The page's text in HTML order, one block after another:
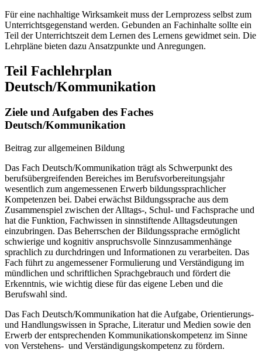
Für eine nachhaltige Wirksamkeit muss der Lernprozess selbst zum
Unterrichtsgegenstand werden. Gebunden an Fachinhalte sollte ein
Teil der Unterrichtszeit dem Lernen des Lernens gewidmet sein. Die
Lehrpläne bieten dazu Ansatzpunkte und Anregungen.
Teil Fachlehrplan
Deutsch/Kommunikation
Ziele und Aufgaben des Faches
Deutsch/Kommunikation
Beitrag zur allgemeinen Bildung
Das Fach Deutsch/Kommunikation trägt als Schwerpunkt des
berufsübergreifenden Bereiches im Berufsvorbereitungsjahr
wesentlich zum angemessenen Erwerb bildungssprachlicher
Kompetenzen bei. Dabei erwächst Bildungssprache aus dem
Zusammenspiel zwischen der Alltags-, Schul- und Fachsprache und
hat die Funktion, Fachwissen in sinnstiftende Alltagsdeutungen
einzubringen. Das Beherrschen der Bildungssprache ermöglicht
schwierige und kognitiv anspruchsvolle Sinnzusammenhänge
sprachlich zu durchdringen und Informationen zu verarbeiten. Das
Fach führt zu angemessener Formulierung und Verständigung im
mündlichen und schriftlichen Sprachgebrauch und fördert die
Erkenntnis, wie wichtig diese für das eigene Leben und die
Berufswahl sind.
Das Fach Deutsch/Kommunikation hat die Aufgabe, Orientierungs-
und Handlungswissen in Sprache, Literatur und Medien sowie den
Erwerb der entsprechenden Kommunikationskompetenz im Sinne
von Verstehens- und Verständigungskompetenz zu fördern.